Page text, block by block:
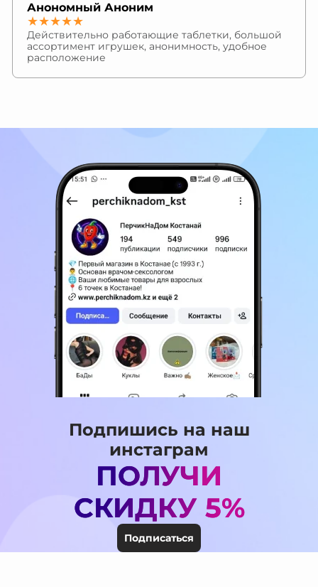
Анономный Аноним
★★★★★
Действительно работающие таблетки, большой
ассортимент игрушек, анонимность, удобное
расположение
Подпишись на наш
инстаграм
ПОЛУЧИ
СКИДКУ 5%
Подписаться